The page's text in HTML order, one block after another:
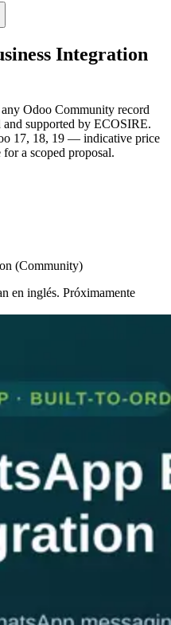
Integration
Odoo Community record
supported by ECOSIRE.
17, 18, 19 — indicative price
a scoped proposal.
(Community)
en inglés. Próximamente